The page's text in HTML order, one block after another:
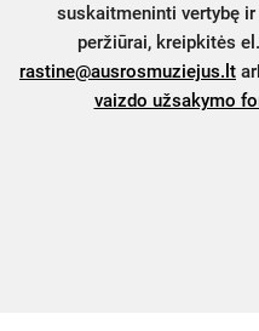
suskaitmeninti vertybę
peržiūrai, kreipkitės
rastine@ausrosmuziejus.lt
vaizdo užsakymo